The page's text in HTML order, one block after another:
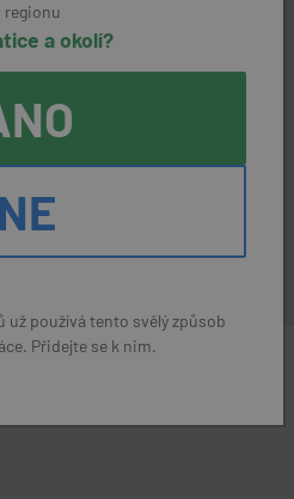
regionu
a okolí?
NE
už používá tento svělý způsob
Přidejte se k nim.